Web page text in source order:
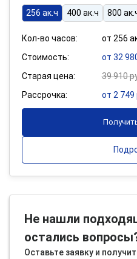
256 ак.ч
400 ак.ч 800
Кол-во часов:
от 256
Стоимость:
от 32
Старая цена:
39 910
Рассрочка:
от 2 749
Не нашли
остались
Оставьте заявку и